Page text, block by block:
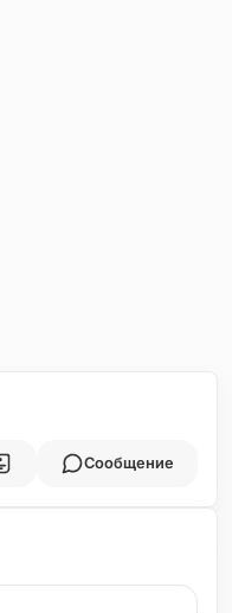
Сообщение